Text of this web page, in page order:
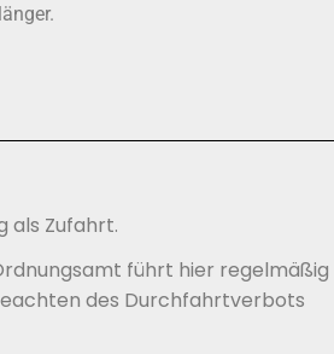
als Zufahrt.
führt hier regelmäßig
des Durchfahrtverbots